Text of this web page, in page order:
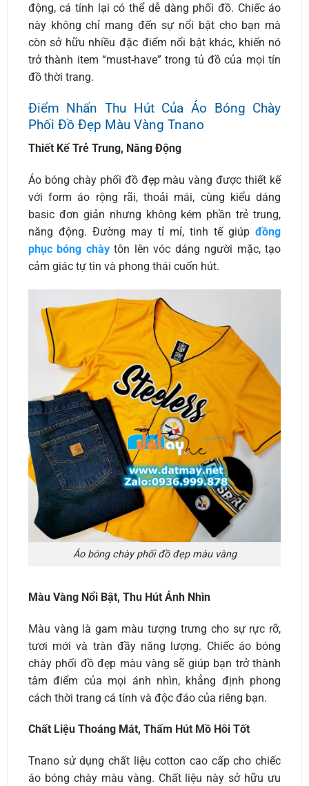
động, cá tính lại có thể dễ dàng phối đồ. Chiếc áo
này không chỉ mang đến sự nổi bật cho bạn mà
còn sở hữu nhiều đặc điểm nổi bật khác, khiến nó
trở thành item “must-have” trong tủ đồ của mọi tín
đồ thời trang.
Điểm Nhấn Thu Hút Của Áo Bóng Chày
Phối Đồ Đẹp Màu Vàng Tnano
Thiết Kế Trẻ Trung, Năng Động
Áo bóng chày phối đồ đẹp màu vàng được thiết kế
với form áo rộng rãi, thoải mái, cùng kiểu dáng
basic đơn giản nhưng không kém phần trẻ trung,
năng động. Đường may tỉ mỉ, tinh tế giúpđồng
phục bóng chàytôn lên vóc dáng người mặc, tạo
cảm giác tự tin và phong thái cuốn hút.
Áo bóng chày phối đồ đẹp màu vàng
Màu Vàng Nổi Bật, Thu Hút Ánh Nhìn
Màu vàng là gam màu tượng trưng cho sự rực rỡ,
tươi mới và tràn đầy năng lượng. Chiếc áo bóng
chày phối đồ đẹp màu vàng sẽ giúp bạn trở thành
tâm điểm của mọi ánh nhìn, khẳng định phong
cách thời trang cá tính và độc đáo của riêng bạn.
Chất Liệu Thoáng Mát, Thấm Hút Mồ Hôi Tốt
Tnano sử dụng chất liệu cotton cao cấp cho chiếc
áo bóng chày màu vàng. Chất liệu này sở hữu ưu